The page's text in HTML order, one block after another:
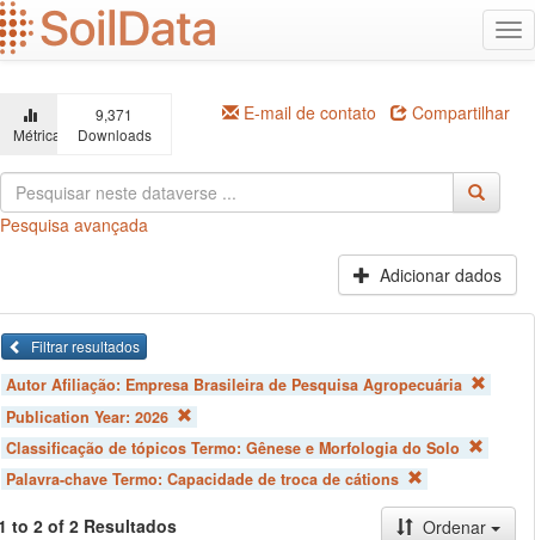
Ir
para
o
principal
Métricas
9,371
Downloads
E-mail de contato Compartilhar
Pesquisa avançada
Adicionar dados
Filtrar resultados
Autor Afiliação: Empresa Brasileira de Pesquisa Agropecuária
Publication Year: 2026
Classificação de tópicos Termo: Gênese e Morfologia do Solo
Palavra-chave Termo: Capacidade de troca de cátions
to 2 of 2 Resultados
Ordenar